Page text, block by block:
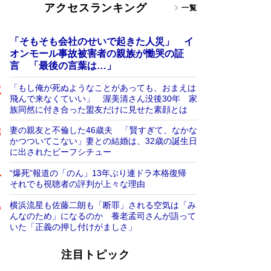
アクセスランキング 一覧
「そもそも会社のせいで起きた人災」 イ
オンモール事故被害者の親族が慟哭の証
言 「最後の言葉は…」
「もし俺が死ぬようなことがあっても、おまえは
飛んで来なくていい」 渥美清さん没後30年 家
族同然に付き合った盟友だけに見せた素顔とは
妻の親友と不倫した46歳夫 「賢すぎて、なかな
かつついてこない」妻との結婚は、32歳の誕生日
に出されたビーフシチュー
“爆死”報道の「のん」13年ぶり連ドラ本格復帰
それでも視聴者の評判が上々な理由
横浜流星も佐藤二朗も「断罪」される空気は「み
んなのため」になるのか 養老孟司さんが語って
いた「正義の押し付けがましさ」
注目トピック